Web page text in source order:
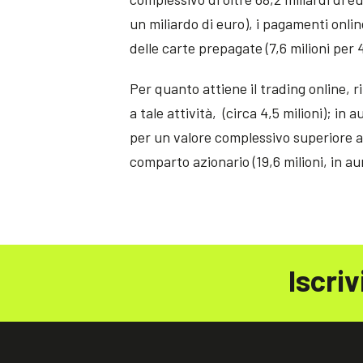
un miliardo di euro), i pagamenti
delle carte prepagate (7,6 milioni per
Per quanto attiene il trading online,
a tale attività, (circa 4,5 milioni); in
per un valore complessivo superiore
comparto azionario (19,6 milioni, in